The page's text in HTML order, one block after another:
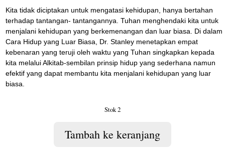
Kita tidak diciptakan untuk mengatasi kehidupan, hanya bertahan
terhadap tantangan- tantangannya. Tuhan menghendaki kita untuk
menjalani kehidupan yang berkemenangan dan luar biasa. Di dalam
Cara Hidup yang Luar Biasa, Dr. Stanley menetapkan empat
kebenaran yang teruji oleh waktu yang Tuhan singkapkan kepada
kita melalui Alkitab-sembilan prinsip hidup yang sederhana namun
efektif yang dapat membantu kita menjalani kehidupan yang luar
biasa.
Stok 2
Tambah ke keranjang